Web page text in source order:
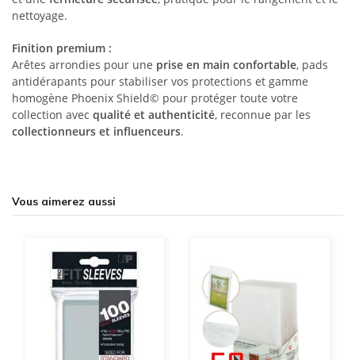
nettoyage.
Finition premium :
Arêtes arrondies pour une prise en main confortable, pads
antidérapants pour stabiliser vos protections et gamme
homogène Phoenix Shield© pour protéger toute votre
collection avec qualité et authenticité, reconnue par les
collectionneurs et influenceurs.
Vous aimerez aussi